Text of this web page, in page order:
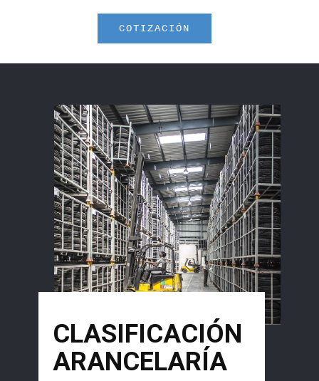
COTIZACIÓN
CLASIFICACIÓN
ARANCELARÍA